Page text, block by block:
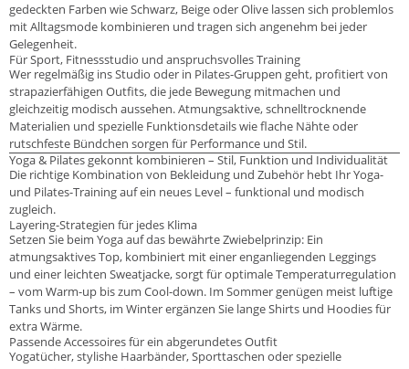
gedeckten Farben wie Schwarz, Beige oder Olive lassen sich problemlos
mit Alltagsmode kombinieren und tragen sich angenehm bei jeder
Gelegenheit.
Für Sport, Fitnessstudio und anspruchsvolles Training
Wer regelmäßig ins Studio oder in Pilates-Gruppen geht, profitiert von
strapazierfähigen Outfits, die jede Bewegung mitmachen und
gleichzeitig modisch aussehen. Atmungsaktive, schnelltrocknende
Materialien und spezielle Funktionsdetails wie flache Nähte oder
rutschfeste Bündchen sorgen für Performance und Stil.
Yoga & Pilates gekonnt kombinieren – Stil, Funktion und Individualität
Die richtige Kombination von Bekleidung und Zubehör hebt Ihr Yoga-
und Pilates-Training auf ein neues Level – funktional und modisch
zugleich.
Layering-Strategien für jedes Klima
Setzen Sie beim Yoga auf das bewährte Zwiebelprinzip: Ein
atmungsaktives Top, kombiniert mit einer enganliegenden Leggings
und einer leichten Sweatjacke, sorgt für optimale Temperaturregulation
– vom Warm-up bis zum Cool-down. Im Sommer genügen meist luftige
Tanks und Shorts, im Winter ergänzen Sie lange Shirts und Hoodies für
extra Wärme.
Passende Accessoires für ein abgerundetes Outfit
Yogatücher, stylishe Haarbänder, Sporttaschen oder spezielle